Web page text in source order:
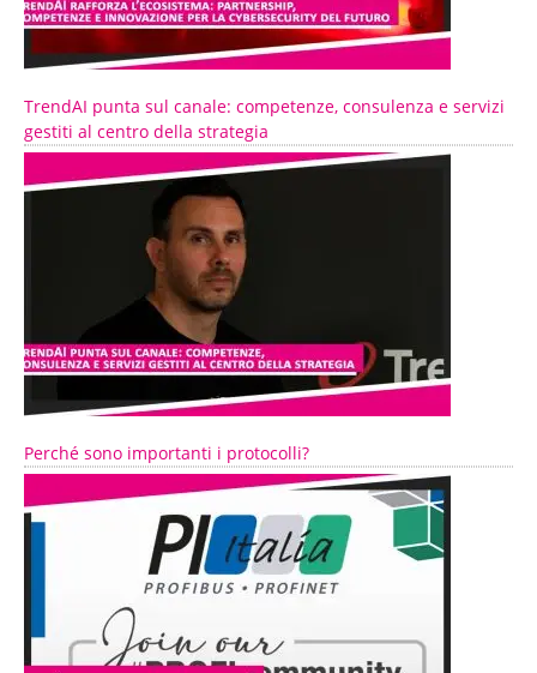
TrendAI punta sul canale: competenze, consulenza e servizi
gestiti al centro della strategia
Perché sono importanti i protocolli?